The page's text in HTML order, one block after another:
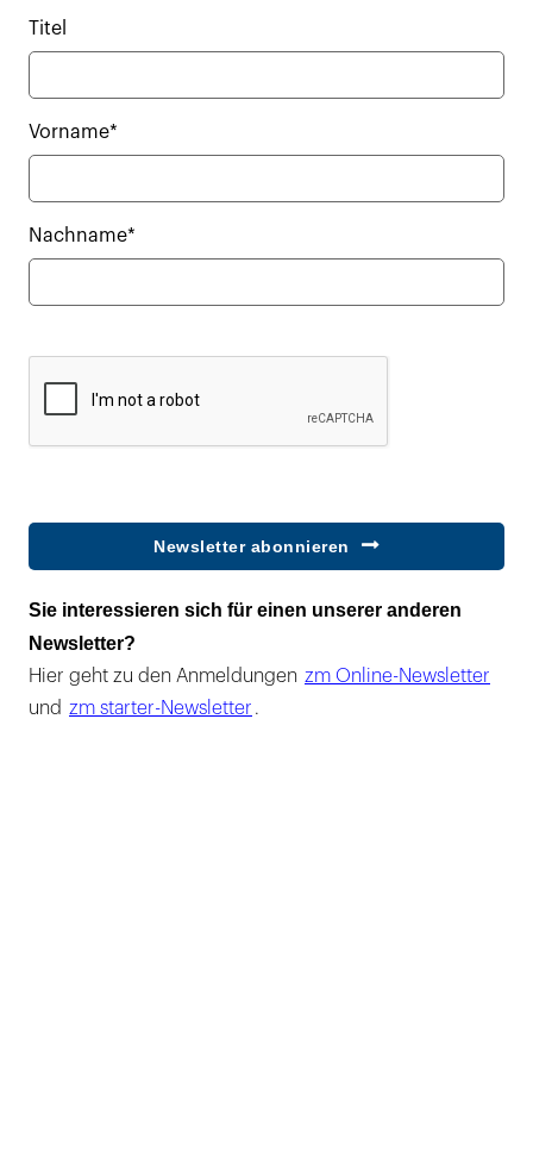
Titel
Vorname*
Nachname*
Newsletter abonnieren
Sie interessieren sich für einen unserer anderen
Newsletter?
Hier geht zu den Anmeldungen zm Online-Newsletter
und zm starter-Newsletter .